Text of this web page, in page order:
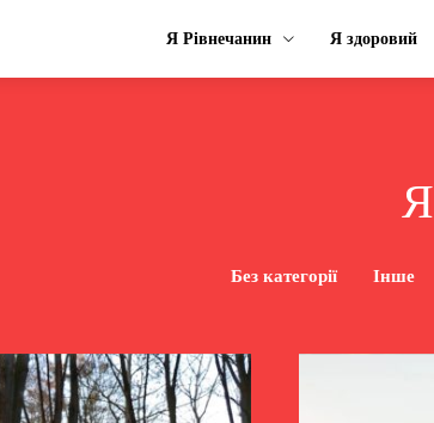
Я Рівнечанин Я здоровий
Без категорії Інше